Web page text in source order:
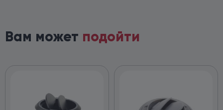
Вам может подойти